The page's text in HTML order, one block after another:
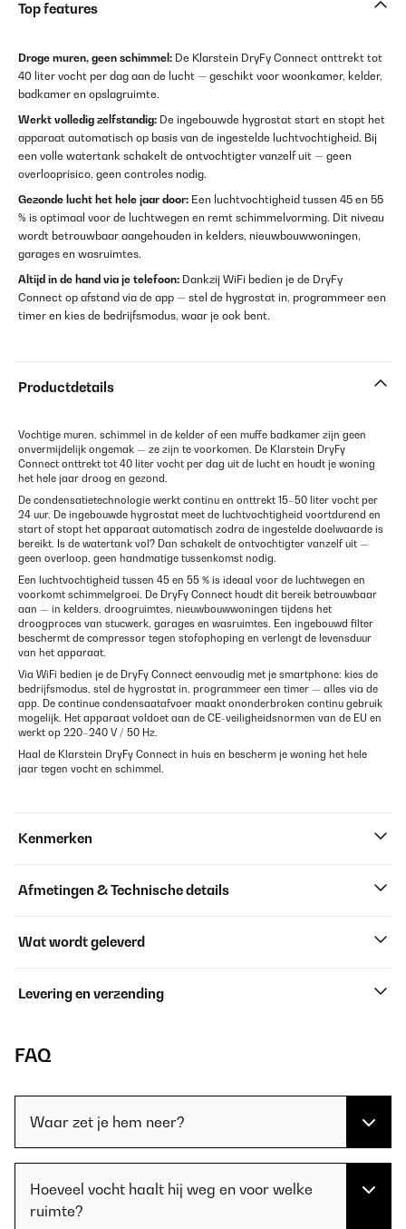
Top features
Droge muren, geen schimmel: De Klarstein DryFy Connect onttrekt tot
40 liter vocht per dag aan de lucht — geschikt voor woonkamer, kelder,
badkamer en opslagruimte.
Werkt volledig zelfstandig: De ingebouwde hygrostat start en stopt het
apparaat automatisch op basis van de ingestelde luchtvochtigheid. Bij
een volle watertank schakelt de ontvochtigter vanzelf uit — geen
overlooprisico, geen controles nodig.
Gezonde lucht het hele jaar door: Een luchtvochtigheid tussen 45 en 55
% is optimaal voor de luchtwegen en remt schimmelvorming. Dit niveau
wordt betrouwbaar aangehouden in kelders, nieuwbouwwoningen,
garages en wasruimtes.
Altijd in de hand via je telefoon: Dankzij WiFi bedien je de DryFy
Connect op afstand via de app — stel de hygrostat in, programmeer een
timer en kies de bedrijfsmodus, waar je ook bent.
Productdetails
Vochtige muren, schimmel in de kelder of een muffe badkamer zijn geen
onvermijdelijk ongemak — ze zijn te voorkomen. De Klarstein DryFy
Connect onttrekt tot 40 liter vocht per dag uit de lucht en houdt je woning
het hele jaar droog en gezond.
De condensatietechnologie werkt continu en onttrekt 15–50 liter vocht per
24 uur. De ingebouwde hygrostat meet de luchtvochtigheid voortdurend en
start of stopt het apparaat automatisch zodra de ingestelde doelwaarde is
bereikt. Is de watertank vol? Dan schakelt de ontvochtigter vanzelf uit —
geen overloop, geen handmatige tussenkomst nodig.
Een luchtvochtigheid tussen 45 en 55 % is ideaal voor de luchtwegen en
voorkomt schimmelgroei. De DryFy Connect houdt dit bereik betrouwbaar
aan — in kelders, droogruimtes, nieuwbouwwoningen tijdens het
droogproces van stucwerk, garages en wasruimtes. Een ingebouwd filter
beschermt de compressor tegen stofophoping en verlengt de levensduur
van het apparaat.
Via WiFi bedien je de DryFy Connect eenvoudig met je smartphone: kies de
bedrijfsmodus, stel de hygrostat in, programmeer een timer — alles via de
app. De continue condensaatafvoer maakt ononderbroken continu gebruik
mogelijk. Het apparaat voldoet aan de CE-veiligheidsnormen van de EU en
werkt op 220–240 V / 50 Hz.
Haal de Klarstein DryFy Connect in huis en bescherm je woning het hele
jaar tegen vocht en schimmel.
Kenmerken
Afmetingen & Technische details
Wat wordt geleverd
Levering en verzending
FAQ
Waar zet je hem neer?
Hoeveel vocht haalt hij weg en voor welke
ruimte?